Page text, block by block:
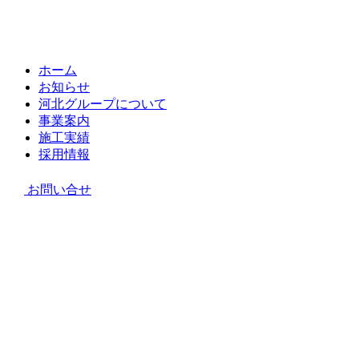
ホーム
お知らせ
河北グループについて
事業案内
施工実績
採用情報
お問い合せ